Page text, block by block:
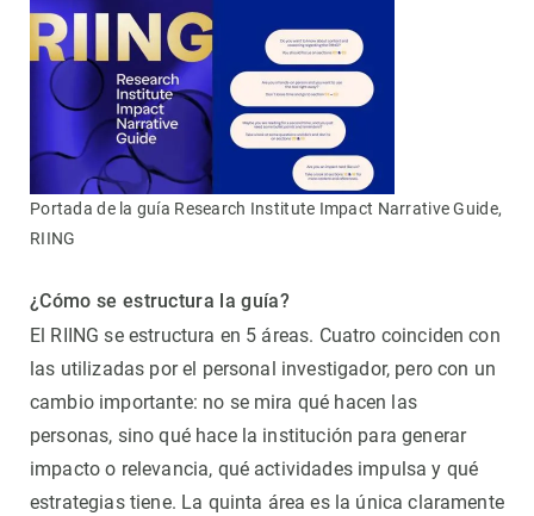
Portada de la guía Research Institute Impact Narrative Guide,
RIING
¿Cómo se estructura la guía?
El RIING se estructura en 5 áreas. Cuatro coinciden con
las utilizadas por el personal investigador, pero con un
cambio importante: no se mira qué hacen las
personas, sino qué hace la institución para generar
impacto o relevancia, qué actividades impulsa y qué
estrategias tiene. La quinta área es la única claramente